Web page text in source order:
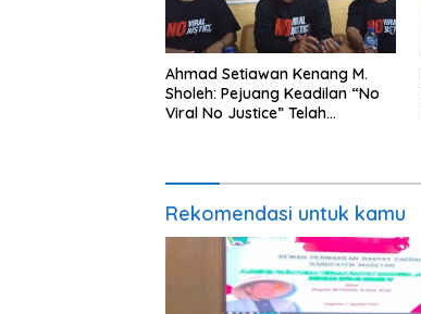
Ahmad Setiawan Kenang M.
Sholeh: Pejuang Keadilan “No
Viral No Justice” Telah
Rekomendasi untuk kamu